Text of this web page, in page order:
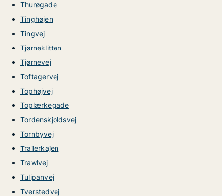
Thurøgade
Tinghøjen
Tingvej
Tjørneklitten
Tjørnevej
Toftagervej
Tophøjvej
Toplærkegade
Tordenskjoldsvej
Tornbyvej
Trailerkajen
Trawlvej
Tulipanvej
Tverstedvej